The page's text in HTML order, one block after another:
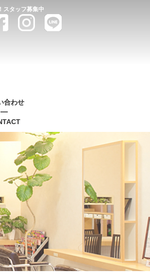
スタッフ募集中
合わせ